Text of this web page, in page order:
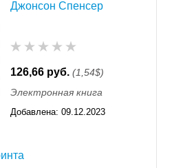
Джонсон Спенсер
126,66 руб. (1,54$)
Электронная книга
Добавлена: 09.12.2023